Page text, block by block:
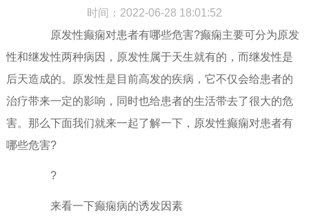
时间：2022-06-28 18:01:52
原发性癫痫对患者有哪些危害?癫痫主要可分为原发
性和继发性两种病因，原发性属于天生就有的，而继发性是
后天造成的。原发性是目前高发的疾病，它不仅会给患者的
治疗带来一定的影响，同时也给患者的生活带去了很大的危
害。那么下面我们就来一起了解一下，原发性癫痫对患者有
哪些危害?
?
来看一下癫痫病的诱发因素